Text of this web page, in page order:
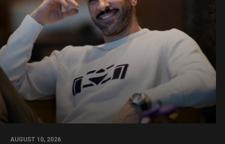
AUGUST 10, 2026